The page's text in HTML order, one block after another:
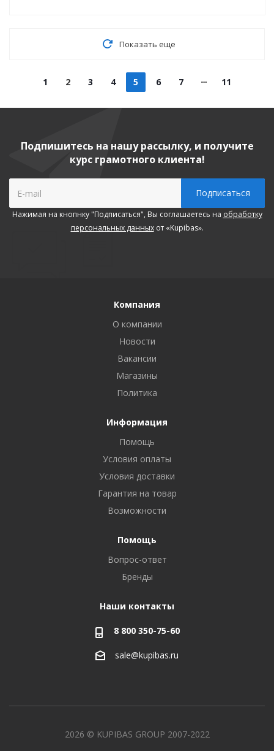
Показать еще
1 2 3 4 5 6 7 11
Подпишитесь на нашу рассылку, и получите
курс грамотного клиента!
Нажимая на кнопнку "Подписаться", Вы соглашаетесь на обработку
персональных данныхот «Kupibas».
Компания
О компании
Новости
Вакансии
Магазины
Политика
Информация
Помощь
Условия оплаты
Условия доставки
Гарантия на товар
Возможности
Помощь
Вопрос-ответ
Бренды
Наши контакты
8 800 350-75-60
sale@kupibas.ru
2026 © KUPIBAS GROUP 2007-2022